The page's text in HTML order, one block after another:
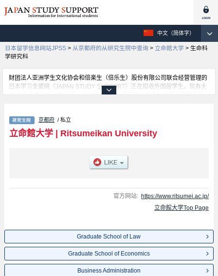
中文（简体字）
日本留学信息网站JPSS > 从京都府的从研究生院中查询 > 立命館大学 > 生命科
学研究科
财团法人亚洲学生文化协会和倍楽生（倍乐生）股份有限公司联合经营管理的
日本学习支援网（JAPAN STUDY SUPPORT）正在招收外国留学生。现有大
约1300个学校的大学学部、大学院、短大、专门学校的招生信息正登载于此
Graduate School of Economics、Business Administration、Graduate
School of Sociology、Graduate School of Letters、Graduate School of
Science and Engineering、Graduate School of International Relations、
Graduate shcool of Core Ethics and Frontier Sciences、Graduate school of
Language Education and Information Science、Law School、Graduate
School of Pharmacy、生命科学研究科、Graduate School of Gastronomy
Management等各研究科的不同信息。招收名额、合格人数等考试信息，以及
设施介绍、联系方式等外国留学生必要的信息都登载于此，请务必查阅和利用
京都府 / 私立
立命館大学| Ritsumeikan University
官方网站: https://www.ritsumei.ac.jp/
立命館大学Top Page
Graduate School of Law
Graduate School of Economics
Business Administration